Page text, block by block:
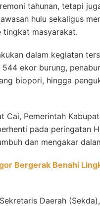
tahunan, tetapi
hulu sekaligus
tingkat masyarakat.
dalam kegiatan
ekor burung,
biopori, hingga
Cai, Pemerintah
pada peringatan
dan mengakar
Bergerak Benahi
Daerah